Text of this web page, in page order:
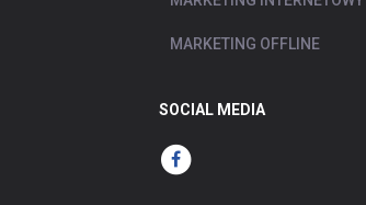
MARKETING OFFLINE
SOCIAL MEDIA